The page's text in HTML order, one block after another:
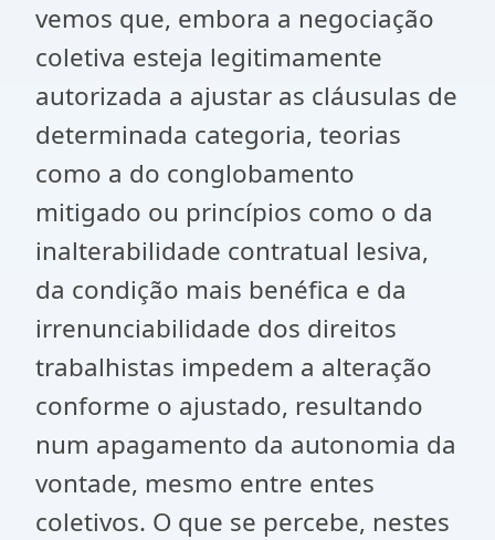
vemos que, embora a negociação
coletiva esteja legitimamente
autorizada a ajustar as cláusulas de
determinada categoria, teorias
como a do conglobamento
mitigado ou princípios como o da
inalterabilidade contratual lesiva,
da condição mais benéfica e da
irrenunciabilidade dos direitos
trabalhistas impedem a alteração
conforme o ajustado, resultando
num apagamento da autonomia da
vontade, mesmo entre entes
coletivos. O que se percebe, nestes